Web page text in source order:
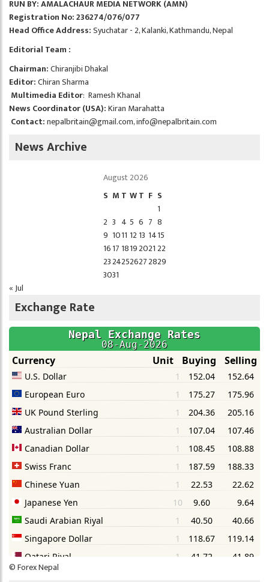
RUN BY: AMALACHAUR MEDIA NETWORK (AMN)
Registration No: 236274/076/077
Head Office Address:Syuchatar - 2, Kalanki, Kathmandu, Nepal
Editorial Team :
Chairman:Chiranjibi Dhakal
Editor:Chiran Sharma
Multimedia Editor: Ramesh Khanal
News Coordinator (USA):Kiran Marahatta
Contact:nepalbritain@gmail.com,info@nepalbritain.com
News Archive
August 2026
S M T WT F S
1
2 3 4 5 6 7 8
9 1011 12 13 1415
1617 1819202122
23242526272829
3031
« Jul
Exchange Rate
©Forex Nepal